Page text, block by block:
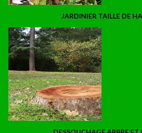
JARDINIER TAILLE DE